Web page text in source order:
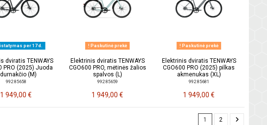
per 17 d.
dviratis TENWAYS
PRO (2025) Juoda
(M)
992 85658
1 949,00 €
Paskutinė prekė
Elektrinis dviratis TENWAYS
CGO600 PRO, mėtinės žalios
spalvos (L)
992 85659
1 949,00 €
Paskutinė prekė
Elektrinis dviratis TENWAYS
CGO600 PRO (2025) pilkas
akmenukas (XL)
992 85681
1 949,00 €
1 2